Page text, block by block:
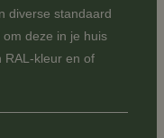
diverse standaard
deze in je huis
RAL-kleur en of